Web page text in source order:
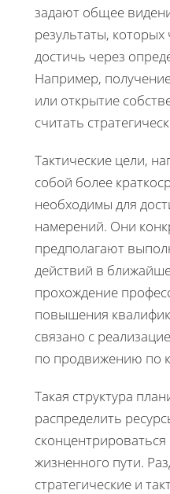
задают общее
результаты, которых
достичь через
Например,
или открытие
считать
Тактические цели,
собой более
необходимы для
намерений. Они
предполагают
действий в
прохождение
повышения
связано с
по продвижению по
Такая структура
распределить
жизненного пути.
стратегические и